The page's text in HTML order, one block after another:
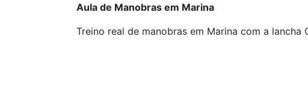
Aula de Manobras em Marina
Treino real de manobras em Marina com a